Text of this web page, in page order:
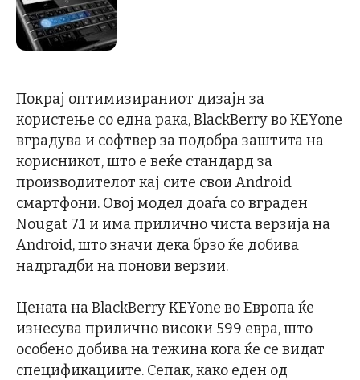
Покрај оптимизираниот дизајн за
користење со една рака, BlackBerry во KEYone
вградува и софтвер за подобра заштита на
корисникот, што е веќе стандард за
производителот кај сите свои Android
смартфони. Овој модел доаѓа со вграден
Nougat 7.1 и има прилично чиста верзија на
Android, што значи дека брзо ќе добива
надргадби на понови верзии.
Цената на BlackBerry KEYone во Европа ќе
изнесува прилично високи 599 евра, што
особено добива на тежина кога ќе се видат
спецификациите. Сепак, како еден од